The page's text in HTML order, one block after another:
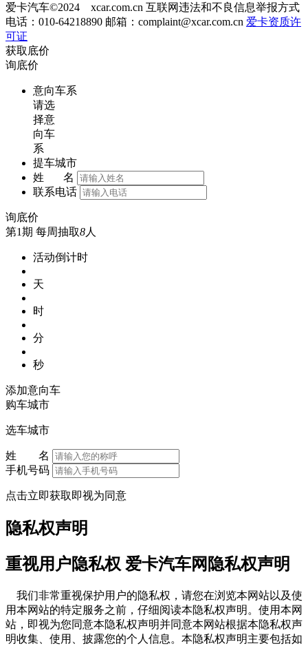
爱卡汽车©2024 xcar.com.cn 互联网违法和不良信息举报方式
电话：010-64218890 邮箱： complaint@xcar.com.cn 爱卡资质许
可证
获取底价
询底价
意向车系
请选
择意
向车
系
提车城市
姓 名
联系电话
询底价
第1期 每周抽取8人
活动倒计时
天
时
分
秒
添加意向车
购车城市
选车城市
姓 名
手机号码
点击立即获取即视为同意
隐私权声明
重视用户隐私权 爱卡汽车网隐私权声明
我们非常重视保护用户的隐私权，请您在浏览本网站以及使
用本网站的特定服务之前，仔细阅读本隐私权声明。使用本网
站，即视为您同意本隐私权声明并同意本网站根据本隐私权声
明收集、使用、披露您的个人信息。本隐私权声明主要包括如